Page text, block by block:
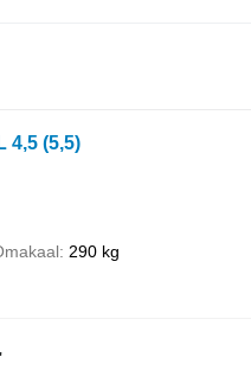
4,5 (5,5)
290 kg